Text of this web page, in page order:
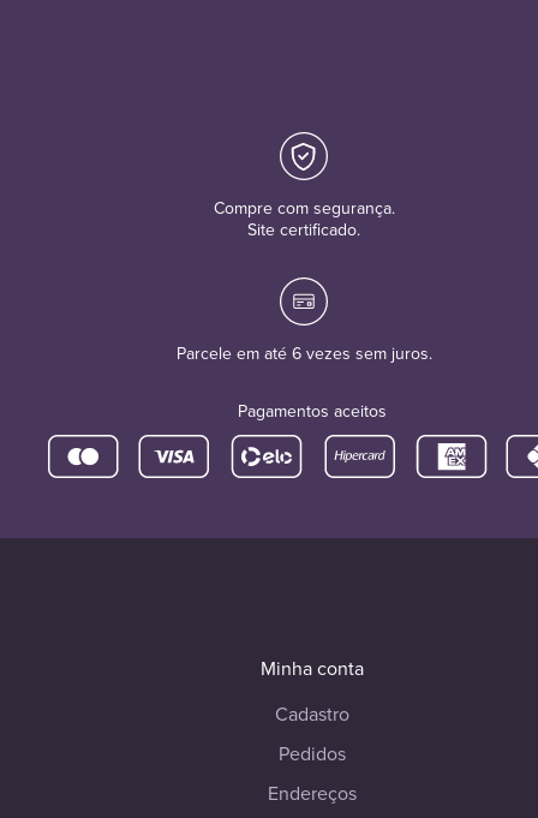
Compre com segurança.
Site certificado.
Parcele em até 6 vezes sem juros.
Pagamentos aceitos
Minha conta
Cadastro
Pedidos
Endereços